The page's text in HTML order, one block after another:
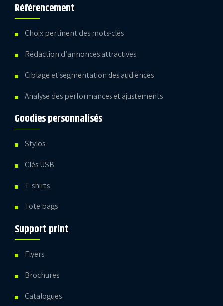
Référencement
Choix pertinent des mots-clés
Rédaction d’annonces attractives
Ciblage et segmentation des audiences
Analyse des performances et ajustements
Goodies personnalisés
Stylos
Clés USB
T-shirts
Tote bags
Support print
Flyers
Brochures
Catalogues